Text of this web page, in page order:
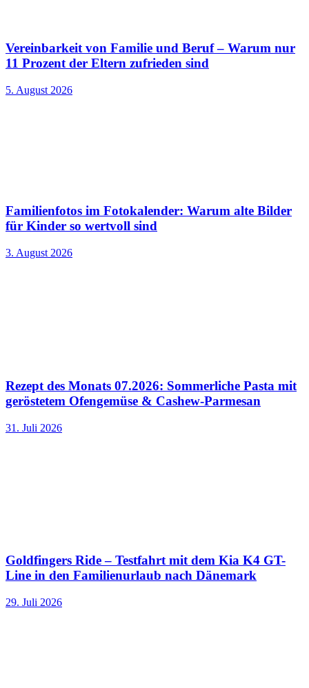
Vereinbarkeit von Familie und Beruf – Warum nur
11 Prozent der Eltern zufrieden sind
5. August 2026
Familienfotos im Fotokalender: Warum alte Bilder
für Kinder so wertvoll sind
3. August 2026
Rezept des Monats 07.2026: Sommerliche Pasta mit
geröstetem Ofengemüse & Cashew-Parmesan
31. Juli 2026
Goldfingers Ride – Testfahrt mit dem Kia K4 GT-
Line in den Familienurlaub nach Dänemark
29. Juli 2026